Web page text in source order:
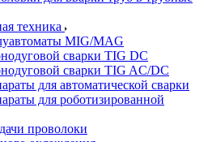
техника
MIG/MAG
сварки TIG DC
сварки TIG AC/DC
для автоматической сварки
для роботизированной
проволоки